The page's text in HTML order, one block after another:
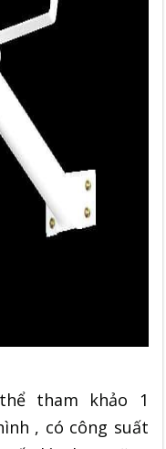
tham khảo 1
, có công suất